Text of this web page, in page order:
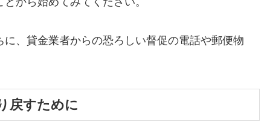
、貸金業者からの恐ろしい督促の電話や郵便物
戻すために